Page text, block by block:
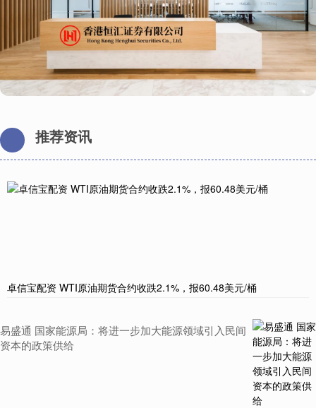
推荐资讯
卓信宝配资 WTI原油期货合约收跌2.1%，报60.48美元/桶
易盛通 国家能源局：将进一步加大能源领域引入民间
资本的政策供给